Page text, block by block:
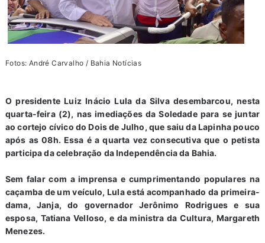
Fotos: André Carvalho / Bahia Notícias
O presidente Luiz Inácio Lula da Silva desembarcou, nesta
quarta-feira (2), nas imediações da Soledade para se juntar
ao cortejo cívico do Dois de Julho, que saiu da Lapinha pouco
após as 08h. Essa é a quarta vez consecutiva que o petista
participa da celebração da Independência da Bahia.
Sem falar com a imprensa e cumprimentando populares na
caçamba de um veículo, Lula está acompanhado da primeira-
dama, Janja, do governador Jerônimo Rodrigues e sua
esposa, Tatiana Velloso, e da ministra da Cultura, Margareth
Menezes.